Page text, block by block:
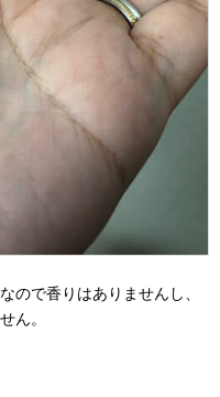
ので香りはありませんし、
ん。